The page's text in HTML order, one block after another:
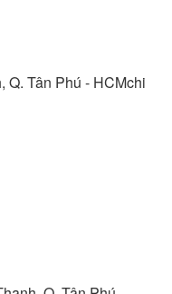
Q. Tân Phú - HCMchi